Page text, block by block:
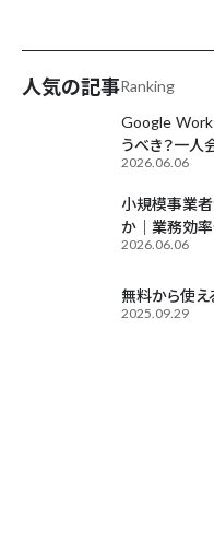
人気の記事Ranking
Google
うべき？一人
2026.06.06
小規模事業
か｜業務効
2026.06.06
無料から使
2025.09.29